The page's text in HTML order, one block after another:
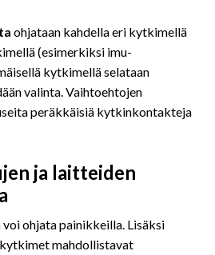
ohjataan kahdella eri kytkimellä
(esimerkiksi imu-
kytkimellä selataan
valinta. Vaihtoehtojen
peräkkäisiä kytkinkontakteja
ja laitteiden
ohjata painikkeilla. Lisäksi
mahdollistavat